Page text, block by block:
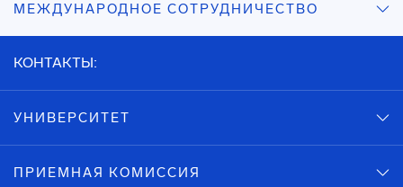
МЕЖДУНАРОДНОЕ СОТРУДНИЧЕСТВО
КОНТАКТЫ:
УНИВЕРСИТЕТ
ПРИЕМНАЯ КОМИССИЯ